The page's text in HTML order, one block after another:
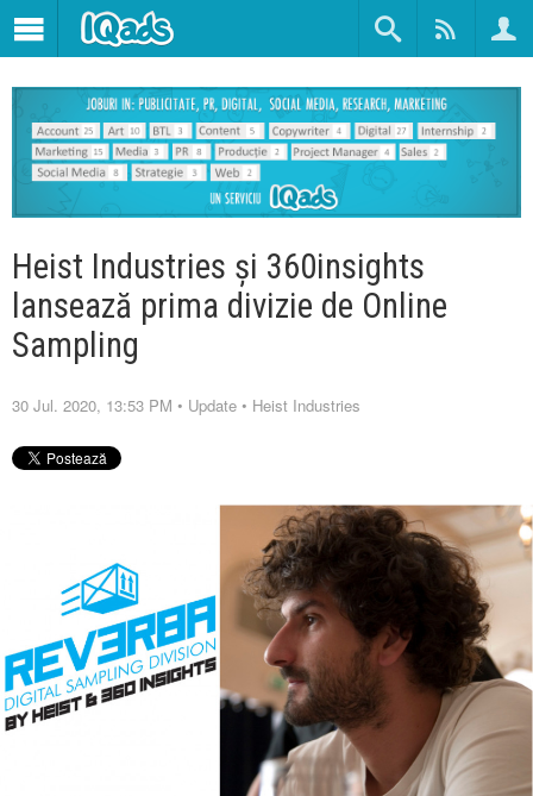
Heist Industries și 360insights
lansează prima divizie de Online
Sampling
30 Jul. 2020, 13:53 PM • Update • Heist Industries